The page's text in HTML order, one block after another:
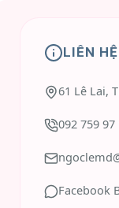
LIÊN HỆ
61 Lê Lai,
092 759 97
Facebook